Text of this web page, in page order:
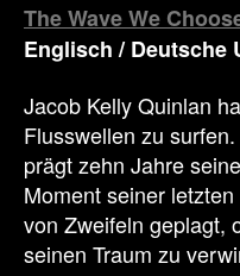
The Wave We
Englisch / Deutsche
Jacob Kelly Quinlan
Flusswellen zu
prägt zehn Jahre
Moment seiner
von Zweifeln geplagt,
seinen Traum zu